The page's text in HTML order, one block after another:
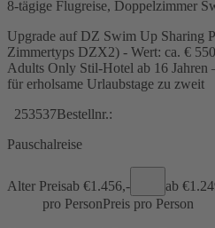
8-tägige Flugreise, Doppelzimmer
Upgrade auf DZ Swim Up Sharing
Zimmertyps DZX2) - Wert: ca. €
Adults Only Stil-Hotel ab 16 Jahren
für erholsame Urlaubstage zu zweit
253537Bestellnr.:
Pauschalreise
Alter Preisab €1.456,- ab €
pro PersonPreis pro Person